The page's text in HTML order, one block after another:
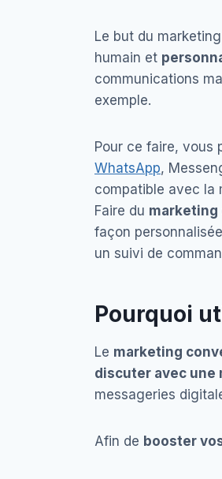
Le but du
humain et
communications
exemple.
Pour ce faire, vous
WhatsApp,
compatible avec la
Faire du marketing
façon
un suivi de
Pourquoi
Le marketing
discuter avec une
messageries
Afin de booster